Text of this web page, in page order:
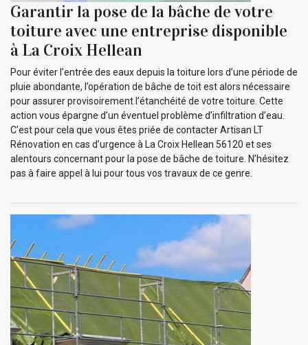
Garantir la pose de la bâche de votre
toiture avec une entreprise disponible
à La Croix Hellean
Pour éviter l’entrée des eaux depuis la toiture lors d’une période de
pluie abondante, l’opération de bâche de toit est alors nécessaire
pour assurer provisoirement l’étanchéité de votre toiture. Cette
action vous épargne d’un éventuel problème d’infiltration d’eau.
C’est pour cela que vous êtes priée de contacter Artisan LT
Rénovation en cas d’urgence à La Croix Hellean 56120 et ses
alentours concernant pour la pose de bâche de toiture. N’hésitez
pas à faire appel à lui pour tous vos travaux de ce genre.